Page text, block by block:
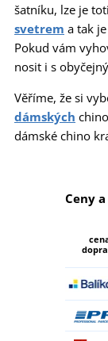
šatníku, lze je
svetrem a tak
Pokud vám
nosit i s
Věříme, že si
dámských
dámské chino
Ceny